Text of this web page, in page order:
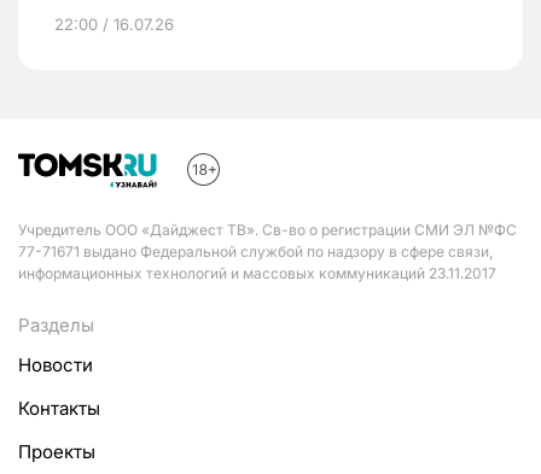
22:00 / 16.07.26
Учредитель ООО «Дайджест ТВ». Св-во о регистрации СМИ ЭЛ №ФС
77-71671 выдано Федеральной службой по надзору в сфере связи,
информационных технологий и массовых коммуникаций 23.11.2017
Разделы
Новости
Контакты
Проекты